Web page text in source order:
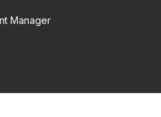
Manager